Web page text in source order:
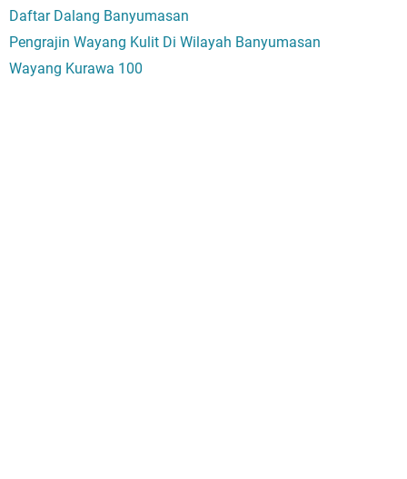
Daftar Dalang Banyumasan
Pengrajin Wayang Kulit Di Wilayah Banyumasan
Wayang Kurawa 100